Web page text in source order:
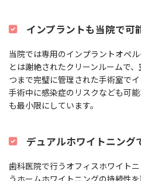
インプラントも当院で可
当院では専用のインプラントオペ
とは謝絶されたクリーンルームで
つまで完璧に管理された手術室で
手術中に感染症のリスクなども可
も最小限にしています。
デュアルホワイトニング
歯科医院で行うオフィスホワイト